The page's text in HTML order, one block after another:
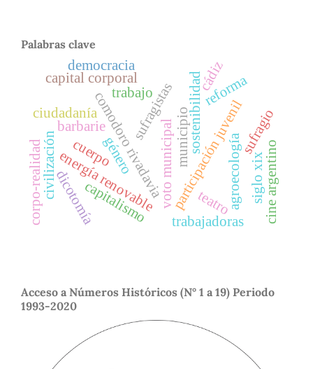
Palabras clave
voto municipal
sufragistas
comodoro rivadavia
energía renovable participación juvenil
sostenibilidad
agroecología
ciudadanía
género municipio
reforma
sufragio
civilización
barbarie
dicotomía
corpo-realidad
capital corporal
cuerpo
capitalismo cine argentino
trabajadoras
trabajo
teatro
cádiz
siglo xix
democracia
Acceso a Números Históricos (N° 1 a 19) Periodo
1993-2020